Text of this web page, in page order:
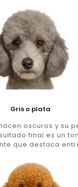
Gris o plata
oscuros y su
final es un
que destaca